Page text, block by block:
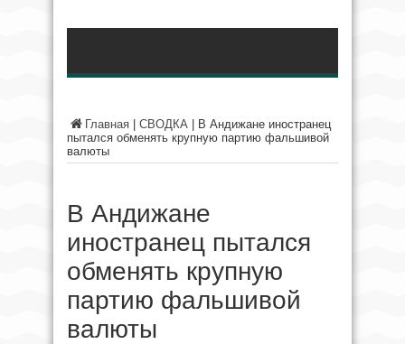
Главная СВОДКА
В Андижане иностранец
пытался обменять крупную партию фальшивой
валюты
В Андижане
иностранец пытался
обменять крупную
партию фальшивой
валюты